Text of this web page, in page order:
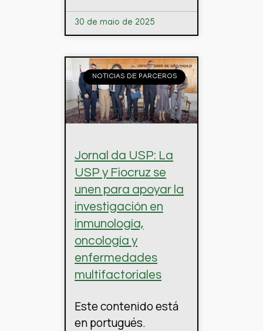
30 de maio de 2025
NOTICIAS DE PARCEROS
Jornal da USP: La
USP y Fiocruz se
unen para apoyar la
investigación en
inmunología,
oncología y
enfermedades
multifactoriales
Este contenido está
en portugués.